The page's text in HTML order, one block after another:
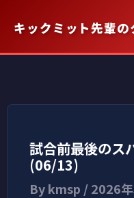
を
キ
キックミット先輩
試合前最後のス
(06/13)
Bykmsp /2026